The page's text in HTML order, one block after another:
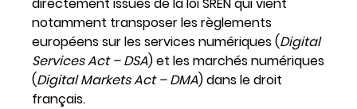
notamment transposer les règlements
européens sur les services numériques (Digital
Services Act – DSA) et les marchés numériques
(Digital Markets Act – DMA) dans le droit
français.